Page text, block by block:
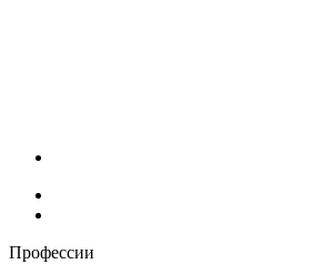
Профессии